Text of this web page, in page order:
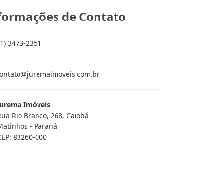
de Contato
3473-2351
Imóveis
Rio Branco, 268, Caiobá
- Paraná
83260-000